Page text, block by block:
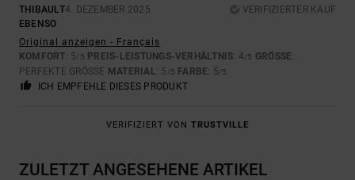
THIBAULT4. DEZEMBER 2025
VERIFIZIERTER KAUF
EBENSO
Original anzeigen - Français
KOMFORT: 5/5 PREIS-LEISTUNGS-VERHÄLTNIS: 4/5 GRÖSSE :
PERFEKTE GRÖSSE MATERIAL : 5 /5 FARBE: 5/5
ICH EMPFEHLE DIESES PRODUKT
VERIFIZIERT VON TRUSTVILLE
ZULETZT ANGESEHENE ARTIKEL